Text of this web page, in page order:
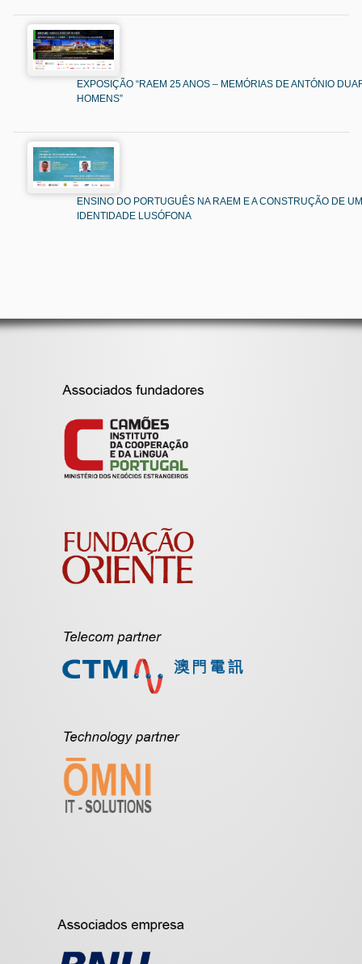
EXPOSIÇÃO “RAEM 25 ANOS – MEMÓRIAS DE ANTÓNIO
HOMENS”
ENSINO DO PORTUGUÊS NA RAEM E A CONSTRUÇÃO DE
IDENTIDADE LUSÓFONA